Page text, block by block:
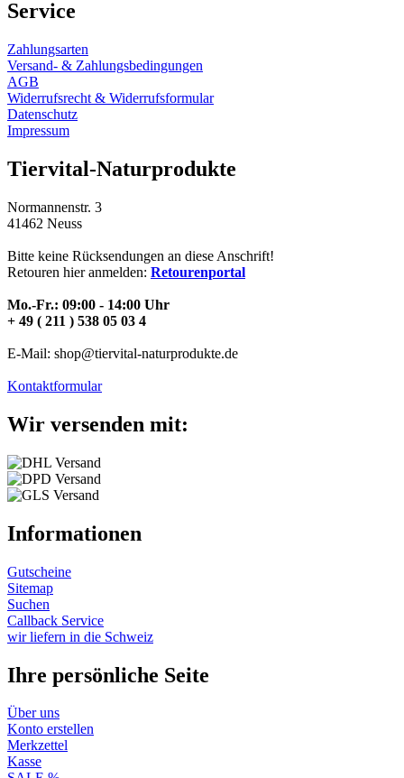
Service
Zahlungsarten
Versand- & Zahlungsbedingungen
AGB
Widerrufsrecht & Widerrufsformular
Datenschutz
Impressum
Tiervital-Naturprodukte
Normannenstr. 3
41462 Neuss
Bitte keine Rücksendungen an diese Anschrift!
Retouren hier anmelden: Retourenportal
Mo.-Fr.: 09:00 - 14:00 Uhr
+ 49 ( 211 ) 538 05 03 4
E-Mail: shop@tiervital-naturprodukte.de
Kontaktformular
Wir versenden mit:
Informationen
Gutscheine
Sitemap
Suchen
Callback Service
wir liefern in die Schweiz
Ihre persönliche Seite
Über uns
Konto erstellen
Merkzettel
Kasse